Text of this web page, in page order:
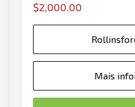
$2,000.00
Mais